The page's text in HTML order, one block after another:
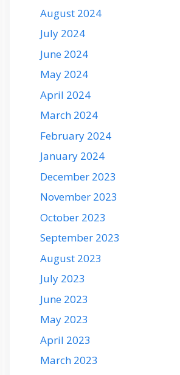
August 2024
July 2024
June 2024
May 2024
April 2024
March 2024
February 2024
January 2024
December 2023
November 2023
October 2023
September 2023
August 2023
July 2023
June 2023
May 2023
April 2023
March 2023